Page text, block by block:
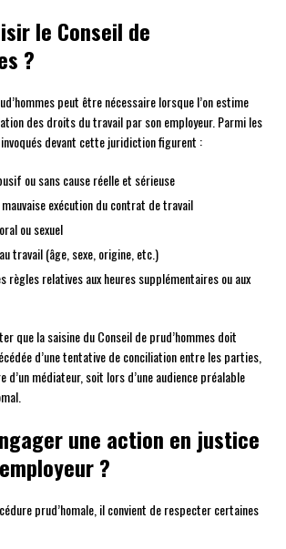
le Conseil de
?
peut être nécessaire lorsque l’on estime
des droits du travail par son employeur. Parmi les
devant cette juridiction figurent :
ou sans cause réelle et sérieuse
mauvaise exécution du contrat de travail
ou sexuel
travail (âge, sexe, origine, etc.)
règles relatives aux heures supplémentaires ou aux
que la saisine du Conseil de prud’hommes doit
d’une tentative de conciliation entre les parties,
d’un médiateur, soit lors d’une audience préalable
une action en justice
?
prud’homale, il convient de respecter certaines